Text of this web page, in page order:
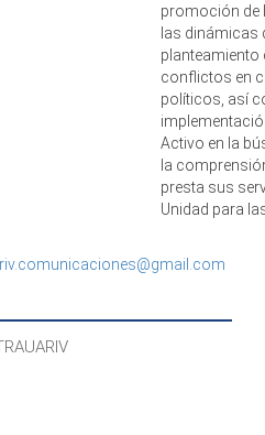
promoción de
las dinámicas
planteamiento
conflictos en
políticos, así
Activo en la
la
presta sus
Unidad para